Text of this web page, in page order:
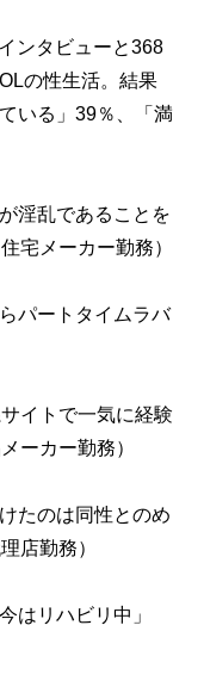
ンタビューと368
の性生活。結果
いる」39％、「満
淫乱であることを
宅メーカー勤務）
パートタイムラバ
イトで一気に経験
ーカー勤務）
たのは同性とのめ
店勤務）
はリハビリ中」